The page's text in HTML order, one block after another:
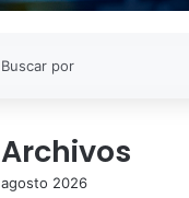
Archivos
agosto 2026